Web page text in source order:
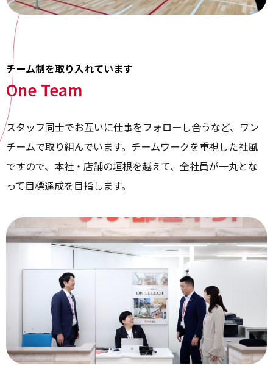
チーム制を取り入れています
One Team
スタッフ同士でお互いに仕事をフォローし合うなど、ワン
チームで取り組んでいます。 チームワークを重視した社風
ですので、本社・店舗の垣根を越えて、全社員が一丸とな
って目標達成を目指します。